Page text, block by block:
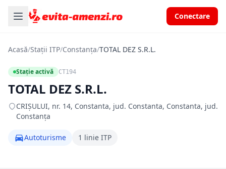
Conectare
Acasă/Stații ITP/Constanța/TOTAL DEZ S.R.L.
Stație activă CT194
TOTAL DEZ S.R.L.
CRIŞULUI, nr. 14, Constanta, jud. Constanta, Constanta, jud.
Constanța
Autoturisme 1 linie ITP